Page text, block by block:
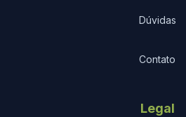
Dúvidas
Contato
Legal